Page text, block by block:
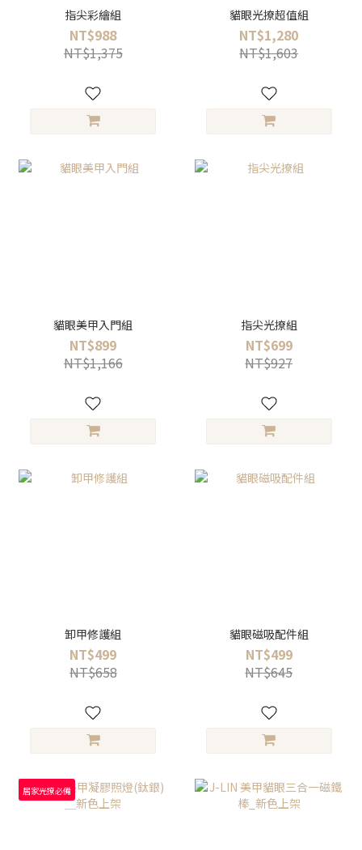
指尖彩繪組
NT$988
NT$1,375
貓眼光撩超值組
NT$1,280
NT$1,603
貓眼美甲入門組
NT$899
NT$1,166
指尖光撩組
NT$699
NT$927
卸甲修護組
NT$499
NT$658
貓眼磁吸配件組
NT$499
NT$645
居家光撩必備